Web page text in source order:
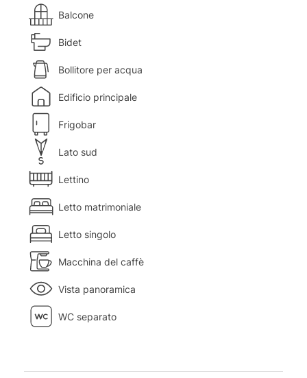
Balcone
Bidet
Bollitore per acqua
Edificio principale
Frigobar
Lato sud
Lettino
Letto matrimoniale
Letto singolo
Macchina del caffè
Vista panoramica
WC separato